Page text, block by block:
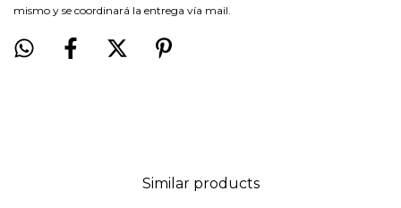
mismo y se coordinará la entrega vía mail.
Similar products